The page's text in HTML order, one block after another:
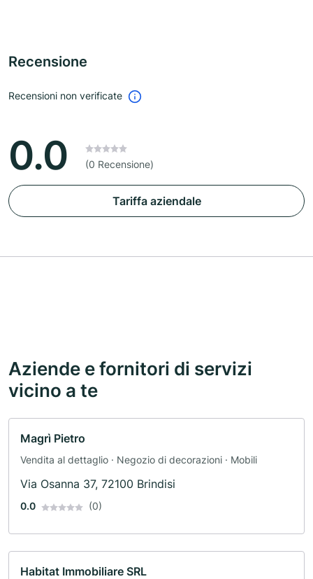
Recensione
Recensioni non verificate
0.0 (0 Recensione)
Tariffa aziendale
Aziende e fornitori di servizi
vicino a te
Magrì Pietro
Vendita al dettaglio · Negozio di decorazioni · Mobili
Via Osanna 37, 72100 Brindisi
0.0 (0)
Habitat Immobiliare SRL